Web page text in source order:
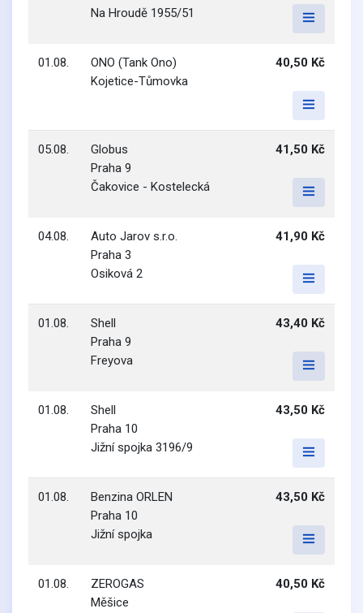
Na Hroudě 1955/51
01.08.
ONO (Tank Ono)
Kojetice-Tůmovka
40,50 Kč
05.08.
Globus
Praha 9
Čakovice - Kostelecká
41,50 Kč
04.08.
Auto Jarov s.r.o.
Praha 3
Osiková 2
41,90 Kč
01.08.
Shell
Praha 9
Freyova
43,40 Kč
01.08.
Shell
Praha 10
Jižní spojka 3196/9
43,50 Kč
01.08.
Benzina ORLEN
Praha 10
Jižní spojka
43,50 Kč
01.08.
ZEROGAS
Měšice
40,50 Kč